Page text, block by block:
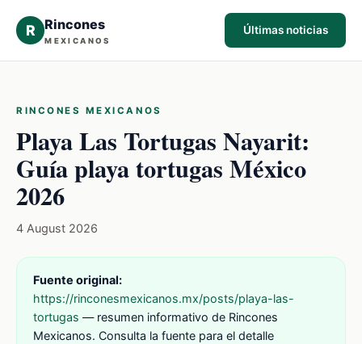
R Rincones
MEXICANOS
Últimas noticias
RINCONES MEXICANOS
Playa Las Tortugas Nayarit:
Guía playa tortugas México
2026
4 August 2026
Fuente original:
https://rinconesmexicanos.mx/posts/playa-las-
tortugas — resumen informativo de Rincones
Mexicanos. Consulta la fuente para el detalle